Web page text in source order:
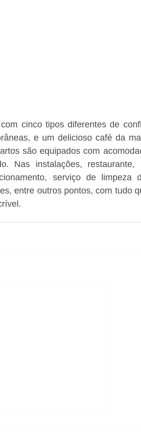
cinco tipos diferentes de
e um delicioso café da
são equipados com
Nas instalações,
serviço de limpeza
entre outros pontos, com tudo